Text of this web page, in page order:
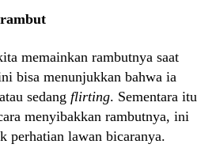
memainkan rambutnya saat
bisa menunjukkan bahwa ia
sedang flirting. Sementara itu
menyibakkan rambutnya, ini
perhatian lawan bicaranya.